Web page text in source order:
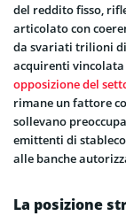
del reddito fisso,
articolato con
da svariati trilioni
acquirenti vincolata
opposizione del
rimane un fattore
sollevano
emittenti di
alle banche
La posizione